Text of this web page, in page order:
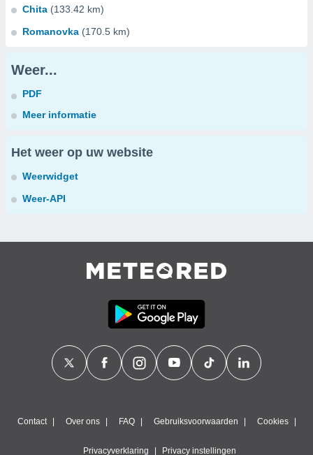
Chita (133.42 km)
Romanovka (170.5 km)
Weer...
PDF
Meer informatie
Het weer op uw website
Weerwidget
Weer-API
Contact Over ons FAQ Gebruiksvoorwaarden Cookies
Privacyverklaring Privacy instellingen